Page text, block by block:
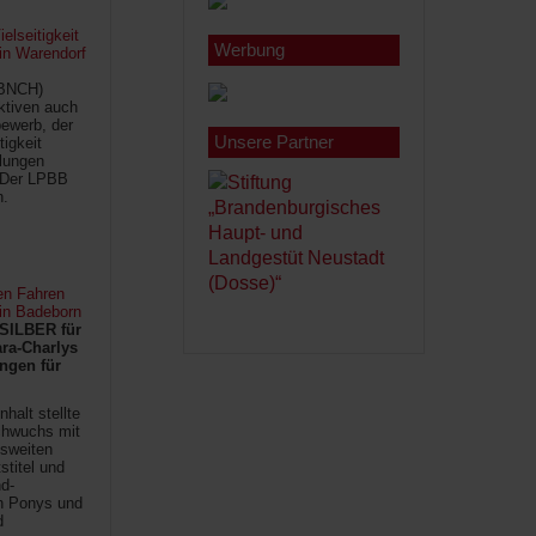
Warendorf
auch
der
LPBB
Fahren
Badeborn
für
Charlys
für
stellte
mit
und
Ponys und
Werbung
Unsere Partner